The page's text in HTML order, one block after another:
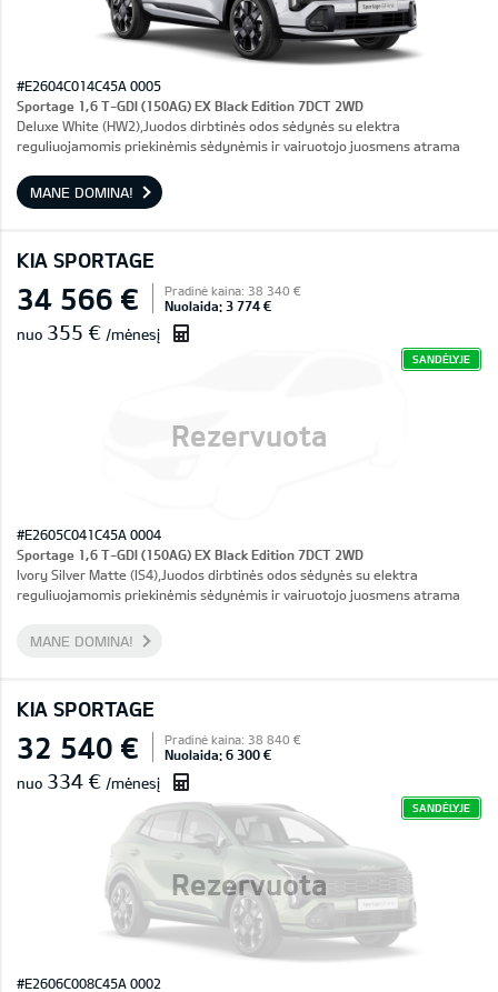
#E2604C014C45A 0005
Sportage 1,6 T-GDI (150AG) EX Black Edition 7DCT 2WD
Deluxe White (HW2),Juodos dirbtinės odos sėdynės su elektra
reguliuojamomis priekinėmis sėdynėmis ir vairuotojo juosmens atrama
MANE DOMINA!
KIA SPORTAGE
Rezervuota
34 566 € Pradinė kaina: 38 340 €
Nuolaida: 3 774 €
nuo 355 € /mėnesį
SANDĖLYJE
#E2605C041C45A 0004
Sportage 1,6 T-GDI (150AG) EX Black Edition 7DCT 2WD
Ivory Silver Matte (IS4),Juodos dirbtinės odos sėdynės su elektra
reguliuojamomis priekinėmis sėdynėmis ir vairuotojo juosmens atrama
MANE DOMINA!
KIA SPORTAGE
Rezervuota
32 540 € Pradinė kaina: 38 840 €
Nuolaida: 6 300 €
nuo 334 € /mėnesį
SANDĖLYJE
#E2606C008C45A 0002